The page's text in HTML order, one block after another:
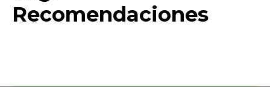
Recomendaciones